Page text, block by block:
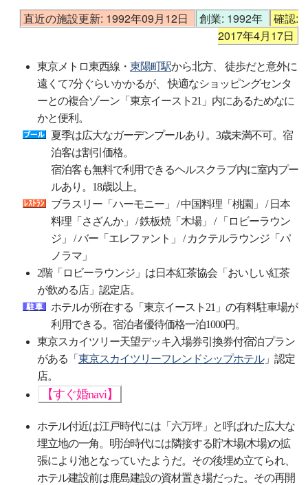
直近の施設更新: 1992年09月12日 創業: 1992年
確認:
2017年4月17日
東京メトロ東西線・ 東陽町駅から北方、 徒歩だと意外に
遠くて7分ぐらいかかるが、 快適なショッピングセンタ
ーとの複合ゾーン「東京イースト21」内にあるためなに
かと便利。
夏季は広大なガーデンプールあり。3歳未満不可。宿
泊客は割引価格。
宿泊客も無料で利用できるヘルスクラブ内に室内プー
ルあり。18歳以上。
ブラスリー「ハーモニー」 / 中国料理「桃園」 / 日本
料理「さざんか」 / 鉄板焼「木場」 / 「ロビーラウン
ジ」 / バー「エレファント」 / カクテルラウンジ「パ
ノラマ」
2階「ロビーラウンジ」は日本紅茶協会「おいしい紅茶
が飲める店」認定店。
ホテルが所在する「東京イースト21」の有料駐車場が
利用できる。宿泊者優待価格一泊1000円。
東京スカイツリー天望デッキ入場券引換券付宿泊プラン
がある「 東京スカイツリーフレンドシップホテル」認定
店。
【すぐ婚navi】
ホテル付近は江戸時代には「六万坪」と呼ばれた広大な
埋立地の一角。明治時代には隣接する貯木場(木場)の拡
張により池となっていたようだ。その後埋め立てられ、
ホテル建設前は鹿島建設の資材置き場だった。その再開